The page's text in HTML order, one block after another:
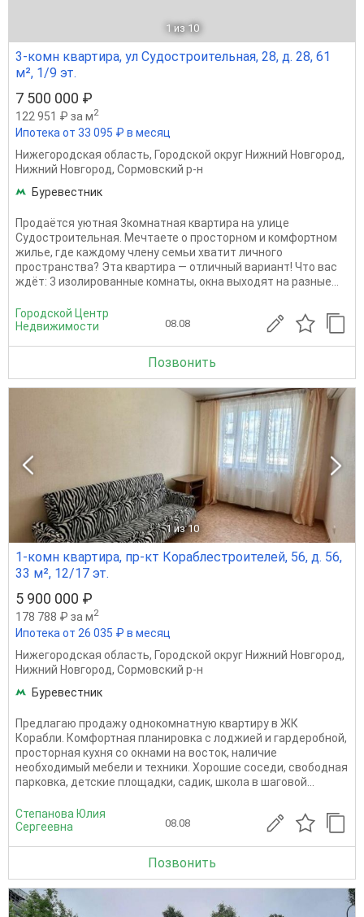
1 из 10
3-комн квартира, ул Судостроительная, 28, д. 28, 61
м², 1/9 эт.
7 500 000 ₽
122 951 ₽ за м2
Ипотека от 33 095 ₽ в месяц
Нижегородская область, Городской округ Нижний Новгород,
Нижний Новгород, Сормовский р-н
Буревестник
Продаётся уютная 3комнатная квартира на улице
Судостроительная. Мечтаете о просторном и комфортном
жилье, где каждому члену семьи хватит личного
пространства? Эта квартира — отличный вариант! Что вас
ждёт: 3 изолированные комнаты, окна выходят на разные...
Городской Центр
Недвижимости
08.08
Позвонить
1 из 10
1-комн квартира, пр-кт Кораблестроителей, 56, д. 56,
33 м², 12/17 эт.
5 900 000 ₽
178 788 ₽ за м2
Ипотека от 26 035 ₽ в месяц
Нижегородская область, Городской округ Нижний Новгород,
Нижний Новгород, Сормовский р-н
Буревестник
Предлагаю продажу однокомнатную квартиру в ЖК
Корабли. Комфортная планировка с лоджией и гардеробной,
просторная кухня со окнами на восток, наличие
необходимый мебели и техники. Хорошие соседи, свободная
парковка, детские площадки, садик, школа в шаговой...
Степанова Юлия
Сергеевна
08.08
Позвонить